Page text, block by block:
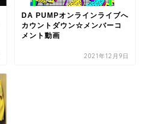
DA PUMPオンラインライブへ
カウントダウン☆メンバーコ
メント動画
2021年12月9日